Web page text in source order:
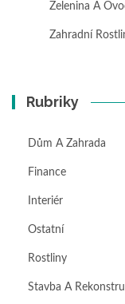
Zelenina A
Zahradní
Rubriky
Dům A Zahrada
Finance
Interiér
Ostatní
Rostliny
Stavba A